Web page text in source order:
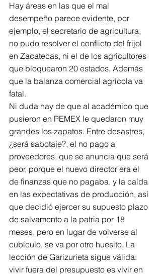
Hay áreas en las que el mal
desempeño parece evidente, por
ejemplo, el secretario de agricultura,
no pudo resolver el conflicto del frijol
en Zacatecas, ni el de los agricultores
que bloquearon 20 estados. Además
que la balanza comercial agrícola va
fatal.
Ni duda hay de que al académico que
pusieron en PEMEX le quedaron muy
grandes los zapatos. Entre desastres,
¿será sabotaje?, el no pago a
proveedores, que se anuncia que será
peor, porque el nuevo director era el
de finanzas que no pagaba, y la caída
en las expectativas de producción, así
que decidió ejercer su supuesto plazo
de salvamento a la patria por 18
meses, pero en lugar de volverse al
cubículo, se va por otro huesito. La
lección de Garizurieta sigue válida:
vivir fuera del presupuesto es vivir en